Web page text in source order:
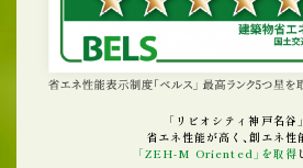
「リビオシティ神戸名谷」
省エネ性能が高く、創エネ性
「ZEH-M Oriented」を取得